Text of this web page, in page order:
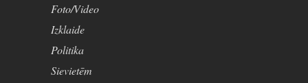
Foto/Video
Izklaide
Politika
Sievietēm